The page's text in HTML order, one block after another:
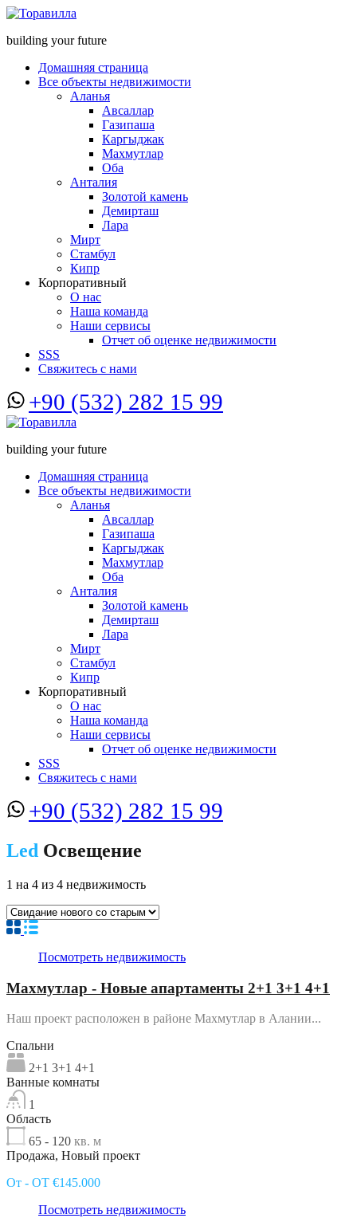
building your future
Домашняя страница
Все объекты недвижимости
Аланья
Авсаллар
Газипаша
Каргыджак
Махмутлар
Оба
Анталия
Золотой камень
Демирташ
Лара
Мирт
Стамбул
Кипр
Корпоративный
О нас
Наша команда
Наши сервисы
Отчет об оценке недвижимости
SSS
Свяжитесь с нами
+90 (532) 282 15 99
building your future
Домашняя страница
Все объекты недвижимости
Аланья
Авсаллар
Газипаша
Каргыджак
Махмутлар
Оба
Анталия
Золотой камень
Демирташ
Лара
Мирт
Стамбул
Кипр
Корпоративный
О нас
Наша команда
Наши сервисы
Отчет об оценке недвижимости
SSS
Свяжитесь с нами
+90 (532) 282 15 99
Led Освещение
1 на 4 из 4 недвижимость
Посмотреть недвижимость
Махмутлар - Новые апартаменты 2+1 3+1 4+1
Наш проект расположен в районе Махмутлар в Алании...
Спальни
2+1 3+1 4+1
Ванные комнаты
1
Область
65 - 120 кв. м
Продажа, Новый проект
От - ОТ €145.000
Посмотреть недвижимость